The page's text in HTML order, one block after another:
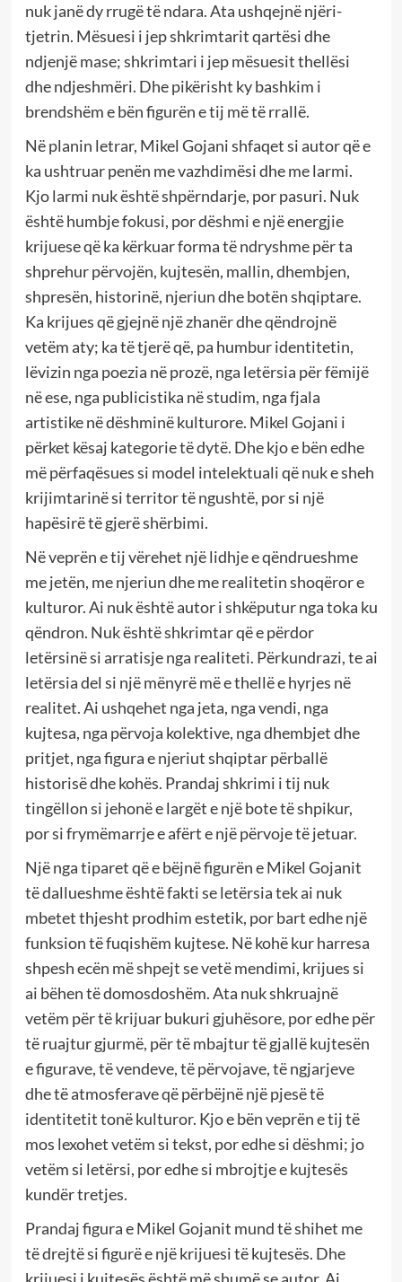
nuk janë dy rrugë të ndara. Ata ushqejnë njëri-
tjetrin. Mësuesi i jep shkrimtarit qartësi dhe
ndjenjë mase; shkrimtari i jep mësuesit thellësi
dhe ndjeshmëri. Dhe pikërisht ky bashkim i
brendshëm e bën figurën e tij më të rrallë.
Në planin letrar, Mikel Gojani shfaqet si autor që e
ka ushtruar penën me vazhdimësi dhe me larmi.
Kjo larmi nuk është shpërndarje, por pasuri. Nuk
është humbje fokusi, por dëshmi e një energjie
krijuese që ka kërkuar forma të ndryshme për ta
shprehur përvojën, kujtesën, mallin, dhembjen,
shpresën, historinë, njeriun dhe botën shqiptare.
Ka krijues që gjejnë një zhanër dhe qëndrojnë
vetëm aty; ka të tjerë që, pa humbur identitetin,
lëvizin nga poezia në prozë, nga letërsia për fëmijë
në ese, nga publicistika në studim, nga fjala
artistike në dëshminë kulturore. Mikel Gojani i
përket kësaj kategorie të dytë. Dhe kjo e bën edhe
më përfaqësues si model intelektuali që nuk e sheh
krijimtarinë si territor të ngushtë, por si një
hapësirë të gjerë shërbimi.
Në veprën e tij vërehet një lidhje e qëndrueshme
me jetën, me njeriun dhe me realitetin shoqëror e
kulturor. Ai nuk është autor i shkëputur nga toka ku
qëndron. Nuk është shkrimtar që e përdor
letërsinë si arratisje nga realiteti. Përkundrazi, te ai
letërsia del si një mënyrë më e thellë e hyrjes në
realitet. Ai ushqehet nga jeta, nga vendi, nga
kujtesa, nga përvoja kolektive, nga dhembjet dhe
pritjet, nga figura e njeriut shqiptar përballë
historisë dhe kohës. Prandaj shkrimi i tij nuk
tingëllon si jehonë e largët e një bote të shpikur,
por si frymëmarrje e afërt e një përvoje të jetuar.
Një nga tiparet që e bëjnë figurën e Mikel Gojanit
të dallueshme është fakti se letërsia tek ai nuk
mbetet thjesht prodhim estetik, por bart edhe një
funksion të fuqishëm kujtese. Në kohë kur harresa
shpesh ecën më shpejt se vetë mendimi, krijues si
ai bëhen të domosdoshëm. Ata nuk shkruajnë
vetëm për të krijuar bukuri gjuhësore, por edhe për
të ruajtur gjurmë, për të mbajtur të gjallë kujtesën
e figurave, të vendeve, të përvojave, të ngjarjeve
dhe të atmosferave që përbëjnë një pjesë të
identitetit tonë kulturor. Kjo e bën veprën e tij të
mos lexohet vetëm si tekst, por edhe si dëshmi; jo
vetëm si letërsi, por edhe si mbrojtje e kujtesës
kundër tretjes.
Prandaj figura e Mikel Gojanit mund të shihet me
të drejtë si figurë e një krijuesi të kujtesës. Dhe